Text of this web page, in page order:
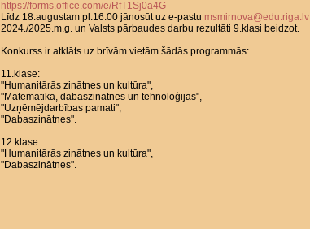
https://forms.office.com/e/RfT1Sj0a4G
Līdz 18.augustam pl.16:00 jānosūt uz e-pastu msmirnova@edu.riga.lv
2024./2025.m.g. un Valsts pārbaudes darbu rezultāti 9.klasi beidzot.
Konkurss ir atklāts uz brīvām vietām šādās programmās:
11.klase:
"Humanitārās zinātnes un kultūra",
"Matemātika, dabaszinātnes un tehnoloģijas",
"Uzņēmējdarbības pamati",
"Dabaszinātnes".
12.klase:
"Humanitārās zinātnes un kultūra",
"Dabaszinātnes".